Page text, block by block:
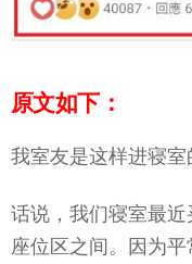
原文如下：
我室友是这样进寝室
话说，我们寝室最
座位区之间。因为平